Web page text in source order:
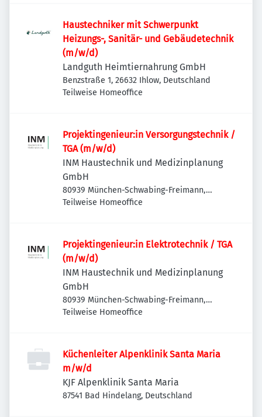
Haustechniker mit Schwerpunkt
Heizungs-, Sanitär- und Gebäudetechnik
(m/w/d)
Landguth Heimtiernahrung GmbH
Benzstraße 1, 26632 Ihlow, Deutschland
Teilweise Homeoffice
Projektingenieur:in Versorgungstechnik /
TGA (m/w/d)
INM Haustechnik und Medizinplanung
GmbH
80939 München-Schwabing-Freimann,
Deutschland
Teilweise Homeoffice
Projektingenieur:in Elektrotechnik / TGA
(m/w/d)
INM Haustechnik und Medizinplanung
GmbH
80939 München-Schwabing-Freimann,
Deutschland
Teilweise Homeoffice
Küchenleiter Alpenklinik Santa Maria
m/w/d
KJF Alpenklinik Santa Maria
87541 Bad Hindelang, Deutschland